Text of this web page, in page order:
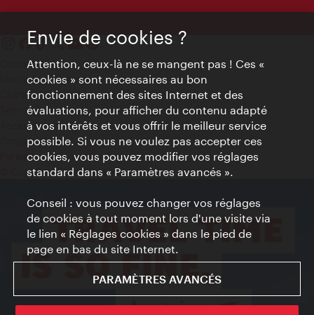
Contact
Mentions obligatoires
Charte sur le respect de la vie privée
Terms of Use
Accessibilité
Contact presse
Paramètres de cookies
© Copyright WienTourismus
Envie de cookies ?
Attention, ceux-là ne se mangent pas ! Ces «
cookies » sont nécessaires au bon
fonctionnement des sites Internet et des
évaluations, pour afficher du contenu adapté
à vos intérêts et vous offrir le meilleur service
possible. Si vous ne voulez pas accepter ces
cookies, vous pouvez modifier vos réglages
standard dans « Paramètres avancés ».
Conseil : vous pouvez changer vos réglages
de cookies à tout moment lors d'une visite via
le lien « Réglages cookies » dans le pied de
page en bas du site Internet.
PARAMÈTRES AVANCÉS